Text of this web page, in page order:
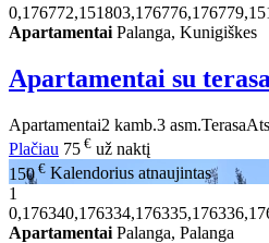
Apartamentai Palanga, Kunigiškes
Apartamentai su
Apartamentai2 kamb.3 asm.Terasa
Plačiau 75 € už naktį
150 € Kalendorius atnaujintas
1
Apartamentai Palanga, Palanga